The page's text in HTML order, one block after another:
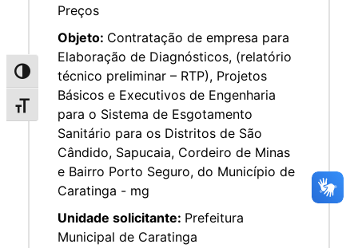
Alternar alto contraste
Alternar tamanho da fonte
Preços
Objeto: Contratação de empresa para
Elaboração de Diagnósticos, (relatório
técnico preliminar – RTP), Projetos
Básicos e Executivos de Engenharia
para o Sistema de Esgotamento
Sanitário para os Distritos de São
Cândido, Sapucaia, Cordeiro de Minas
e Bairro Porto Seguro, do Município de
Caratinga - mg
Unidade solicitante: Prefeitura
Municipal de Caratinga